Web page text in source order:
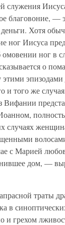
служения
благовоние, —
Хотя
ног Иисуса
омовении ног в
о
и того же
случаях
с Марией
дом, —
траты
в
и грехом